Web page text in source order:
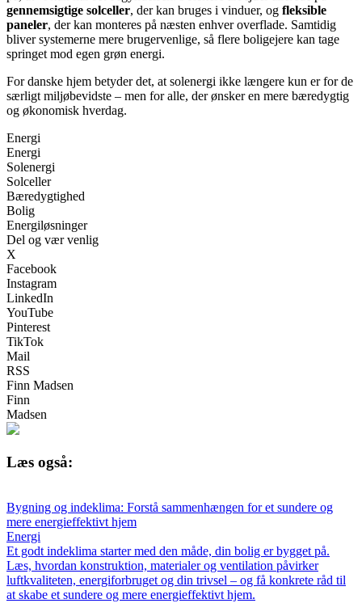
gennemsigtige solceller, der kan bruges i vinduer, og fleksible
paneler, der kan monteres på næsten enhver overflade. Samtidig
bliver systemerne mere brugervenlige, så flere boligejere kan tage
springet mod egen grøn energi.
For danske hjem betyder det, at solenergi ikke længere kun er for de
særligt miljøbevidste – men for alle, der ønsker en mere bæredygtig
og økonomisk hverdag.
Energi
Energi
Solenergi
Solceller
Bæredygtighed
Bolig
Energiløsninger
Del og vær venlig
X
Facebook
Instagram
LinkedIn
YouTube
Pinterest
TikTok
Mail
RSS
Finn Madsen
Finn
Madsen
Læs også:
Bygning og indeklima: Forstå sammenhængen for et sundere og
mere energieffektivt hjem
Energi
Et godt indeklima starter med den måde, din bolig er bygget på.
Læs, hvordan konstruktion, materialer og ventilation påvirker
luftkvaliteten, energiforbruget og din trivsel – og få konkrete råd til
at skabe et sundere og mere energieffektivt hjem.